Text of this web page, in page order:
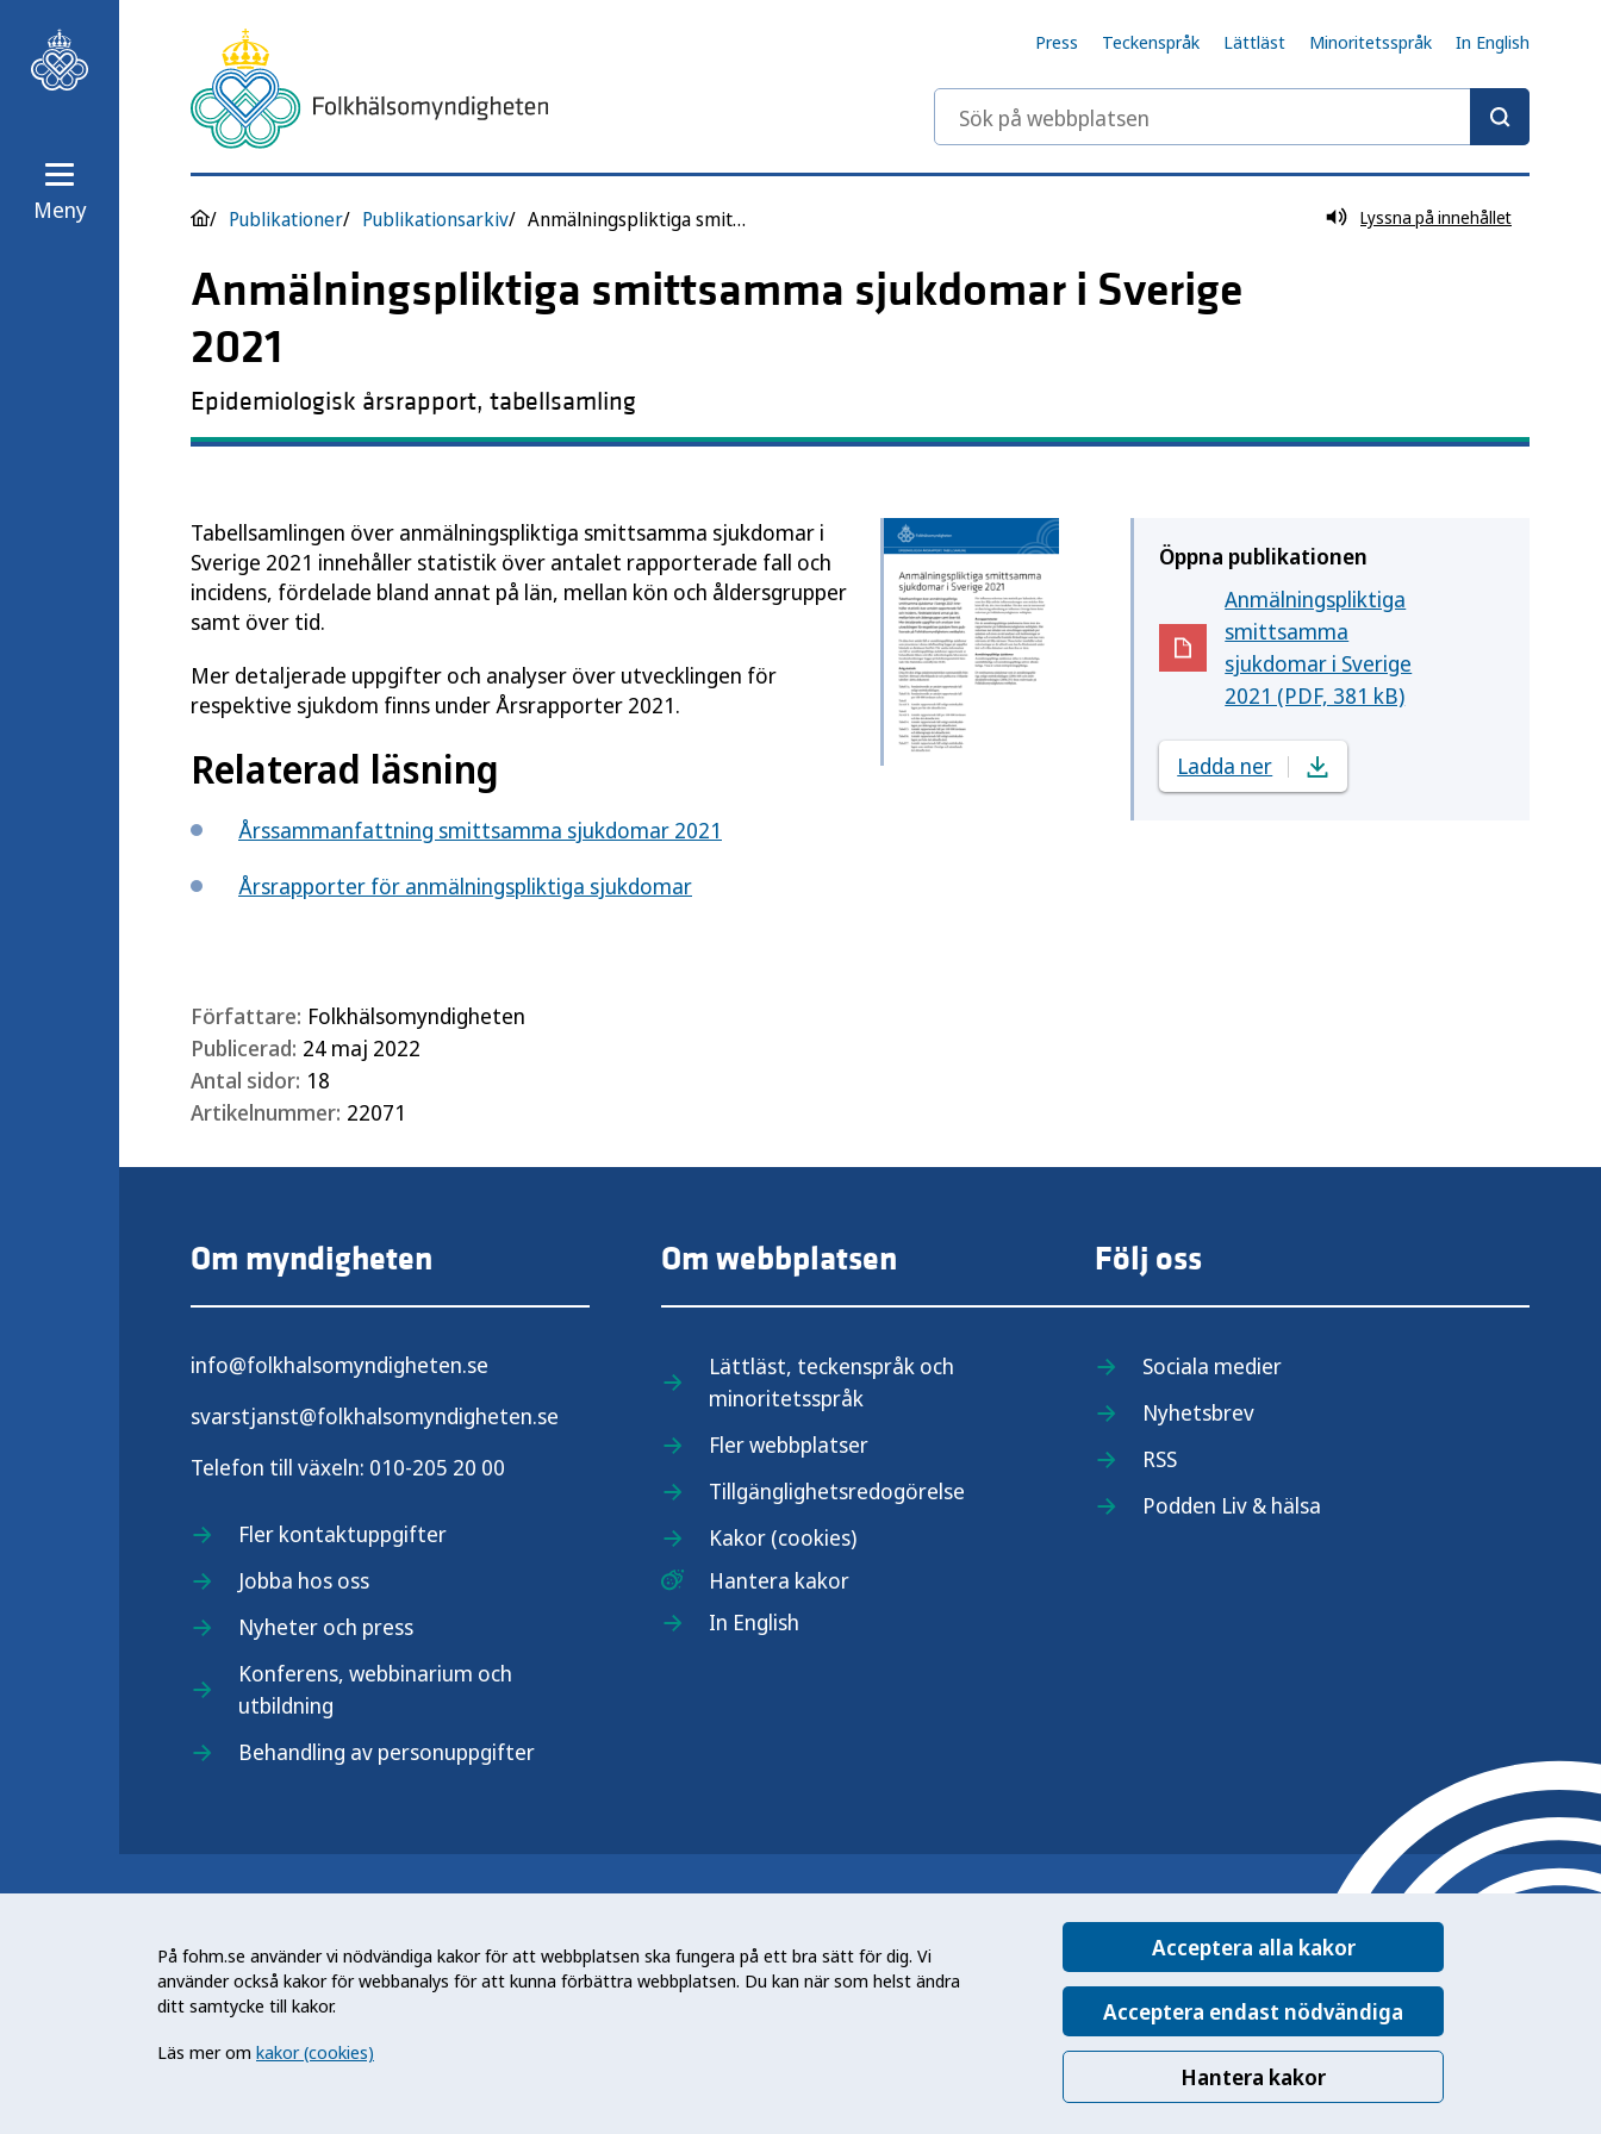
På fohm.se använder vi nödvändiga kakor för att webbplatsen ska fungera på ett bra sätt för dig. Vi
använder också kakor för webbanalys för att kunna förbättra webbplatsen. Du kan när som helst ändra
ditt samtycke till kakor.
Läs mer om kakor (cookies)
Acceptera alla kakor
Acceptera endast nödvändiga
Hantera kakor
Meny
Press Teckenspråk Lättläst Minoritetsspråk In English
Sök på webbplatsen
Publikationer Publikationsarkiv Anmälningspliktiga smittsamma sjukdomar i Sverige 2021 Lyssna på innehållet
Anmälningspliktiga smittsamma sjukdomar i Sverige
2021
Epidemiologisk årsrapport, tabellsamling
Tabellsamlingen över anmälningspliktiga smittsamma sjukdomar i
Sverige 2021 innehåller statistik över antalet rapporterade fall och
incidens, fördelade bland annat på län, mellan kön och åldersgrupper
samt över tid.
Mer detaljerade uppgifter och analyser över utvecklingen för
respektive sjukdom finns under Årsrapporter 2021.
Relaterad läsning
Årssammanfattning smittsamma sjukdomar 2021
Årsrapporter för anmälningspliktiga sjukdomar
Författare: Folkhälsomyndigheten
Publicerad: 24 maj 2022
Antal sidor: 18
Artikelnummer: 22071
Öppna publikationen
Anmälningspliktiga
smittsamma
sjukdomar i Sverige
2021 (PDF, 381 kB)
(Öppnas i nytt fönster)
Ladda ner
Om myndigheten
info@folkhalsomyndigheten.se
svarstjanst@folkhalsomyndigheten.se
Telefon till växeln: 010-205 20 00
Fler kontaktuppgifter
Jobba hos oss
Nyheter och press
Konferens, webbinarium och
utbildning
Behandling av personuppgifter
Om webbplatsen
Lättläst, teckenspråk och
minoritetsspråk
Fler webbplatser
Tillgänglighetsredogörelse
Kakor (cookies)
Hantera kakor
In English
Följ oss
Sociala medier
Nyhetsbrev
RSS
Podden Liv & hälsa
arbetar för en bättre folkhälsa. Det gör myndigheten genom att utveckla
och stödja samhällets arbete med att främja hälsa, förebygga ohälsa och
skydda mot hälsohot. Vår vision är en folkhälsa som stärker samhällets